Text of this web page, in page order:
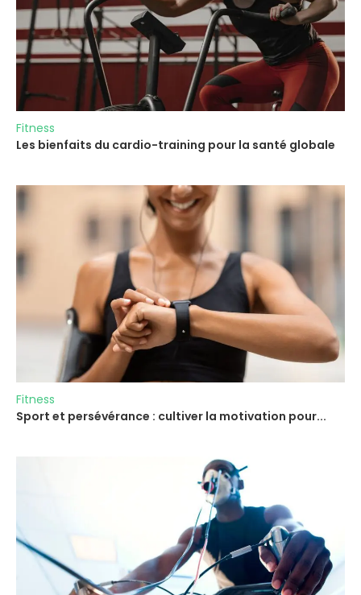
Fitness
Les bienfaits du cardio-training pour la santé globale
Fitness
Sport et persévérance : cultiver la motivation pour...